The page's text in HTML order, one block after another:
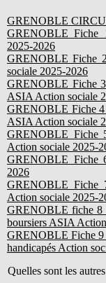
GRENOBLE
GRENOBLE Fiche
2025-2026
GRENOBLE Fiche
sociale 2025-2026
GRENOBLE Fiche 3
ASIA Action sociale
GRENOBLE Fiche 4
ASIA Action sociale
GRENOBLE Fiche
Action sociale 2025-
GRENOBLE Fiche
2026
GRENOBLE Fiche
Action sociale 2025-
GRENOBLE fiche 8
boursiers ASIA
GRENOBLE Fiche 9
handicapés Action
Quelles sont les